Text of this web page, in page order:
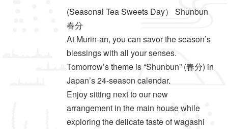
(Seasonal Tea Sweets Day） Shunbun
春分
At Murin-an, you can savor the season’s
blessings with all your senses.
Tomorrow’s theme is “Shunbun” (春分) in
Japan’s 24-season calendar.
Enjoy sitting next to our new
arrangement in the main house while
exploring the delicate taste of wagashi